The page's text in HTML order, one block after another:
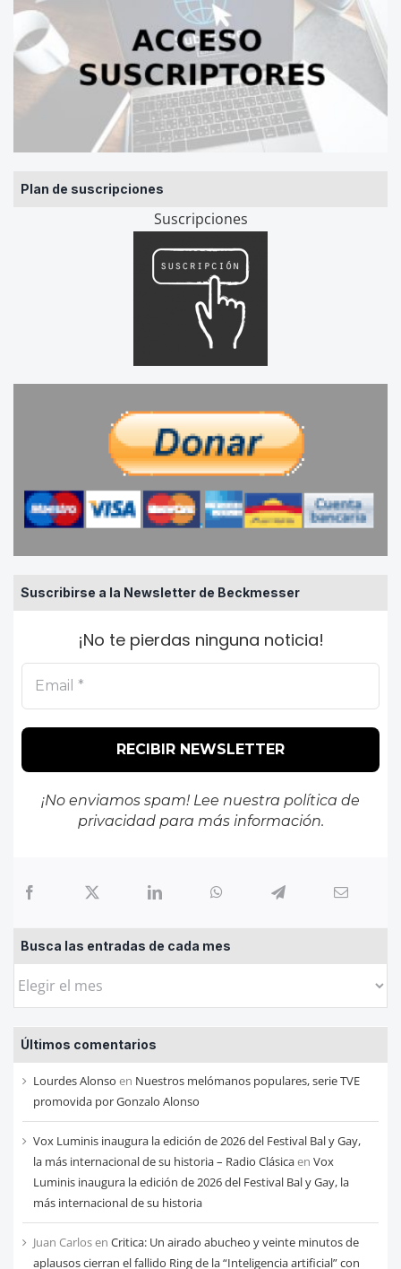
Plan de suscripciones
Suscripciones
Suscribirse a la Newsletter de Beckmesser
¡No te pierdas ninguna noticia!
¡No enviamos spam! Lee nuestra política de
privacidadpara más información.
Busca las entradas de cada mes
Busca
entradas
de
cada
mes
Últimos comentarios
Lourdes Alonso en Nuestros melómanos populares, serie TVE
promovida por Gonzalo Alonso
Vox Luminis inaugura la edición de 2026 del Festival Bal y Gay,
la más internacional de su historia – Radio Clásicaen Vox
Luminis inaugura la edición de 2026 del Festival Bal y Gay, la
más internacional de su historia
Juan Carlosen Critica: Un airado abucheo y veinte minutos de
aplausos cierran el fallido Ring de la “Inteligencia artificial” con